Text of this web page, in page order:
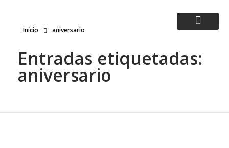
Inicio aniversario
Entradas etiquetadas:
aniversario